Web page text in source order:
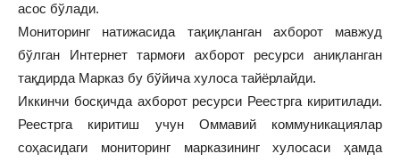
асос бўлади.
Мониторинг натижасида тақиқланган ахборот мавжуд
бўлган Интернет тармоғи ахборот ресурси аниқланган
тақдирда Марказ бу бўйича хулоса тайёрлайди.
Иккинчи босқичда ахборот ресурси Реестрга киритилади.
Реестрга киритиш учун Оммавий коммуникациялар
соҳасидаги мониторинг марказининг хулосаси ҳамда